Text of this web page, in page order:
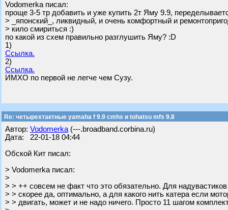
Vodomerka писал:
проще 3-5 тр добавить и уже купить 2т Яму 9.9,
> _японский_, ликвидный, и очень комфортный и
> кило смириться :)
по какой из схем правильно разглушить Яму? :D
1)
Ссылка.
2)
Ссылка.
ИМХО по первой не легче чем Сузу.
Re: четырехтактные yamaha f 9.9 cmhs и tohatsu mfs 9.8
Автор: Vodomerka (---.broadband.corbina.ru)
Дата: 22-01-18 04:44
Обской Кит писал:
> Vodomerka писал:
>
> > ++ совсем не факт что это обязательно. Для
> > скорее да, оптимально, а для какого нить катера если
> > двигать, может и не надо ничего. Просто 11 шагом